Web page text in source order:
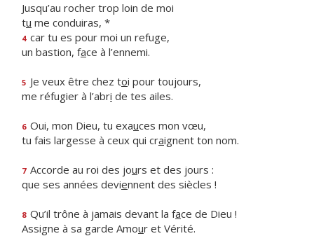
Jusqu’au rocher trop loin de moi
tu me conduiras, *
4 car tu es pour moi un refuge,
un bastion, face à l’ennemi.
5 Je veux être chez toi pour toujours,
me réfugier à l’abri de tes ailes.
6 Oui, mon Dieu, tu exauces mon vœu,
tu fais largesse à ceux qui craignent ton nom.
7 Accorde au roi des jours et des jours :
que ses années deviennent des siècles !
8 Qu’il trône à jamais devant la face de Dieu !
Assigne à sa garde Amour et Vérité.